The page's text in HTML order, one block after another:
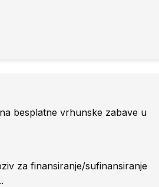
besplatne vrhunske zabave u
za finansiranje/sufinansiranje